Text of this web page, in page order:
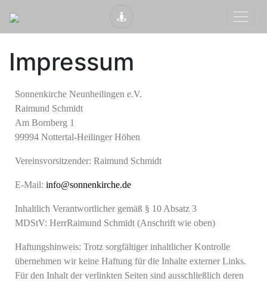
Impressum
Sonnenkirche Neunheilingen e.V.
Raimund Schmidt
Am Bornberg 1
99994 Nottertal-Heilinger Höhen
Vereinsvorsitzender: Raimund Schmidt
E-Mail: info@sonnenkirche.de
Inhaltlich Verantwortlicher gemäß § 10 Absatz 3
MDStV: HerrRaimund Schmidt (Anschrift wie oben)
Haftungshinweis: Trotz sorgfältiger inhaltlicher Kontrolle
übernehmen wir keine Haftung für die Inhalte externer Links.
Für den Inhalt der verlinkten Seiten sind ausschließlich deren